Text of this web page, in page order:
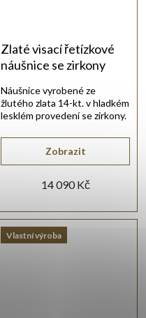
Zlaté visací řetízkové
náušnice se zirkony
14 090 Kč
Zobrazit
Náušnice vyrobené ze
žlutého zlata 14-kt. v hladkém
lesklém provedení se zirkony.
Vlastní výroba